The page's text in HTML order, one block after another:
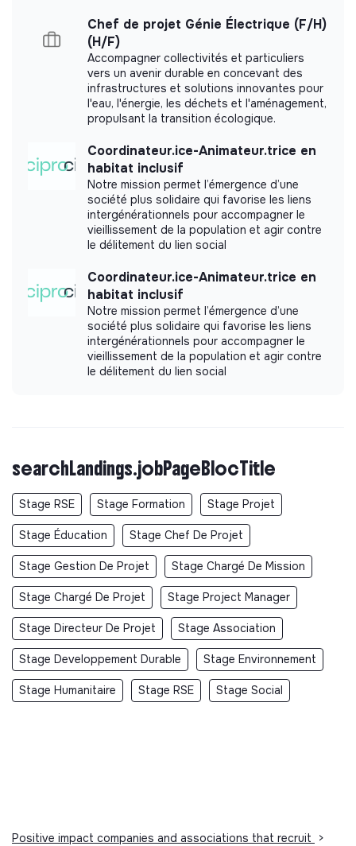
Chef de projet Génie Électrique (F/H)
(H/F)
Accompagner collectivités et particuliers
vers un avenir durable en concevant des
infrastructures et solutions innovantes pour
l'eau, l'énergie, les déchets et l'aménagement,
propulsant la transition écologique.
Coordinateur.ice-Animateur.trice en
habitat inclusif
Notre mission permet l’émergence d’une
société plus solidaire qui favorise les liens
intergénérationnels pour accompagner le
vieillissement de la population et agir contre
le délitement du lien social
Coordinateur.ice-Animateur.trice en
habitat inclusif
Notre mission permet l’émergence d’une
société plus solidaire qui favorise les liens
intergénérationnels pour accompagner le
vieillissement de la population et agir contre
le délitement du lien social
searchLandings.jobPageBlocTitle
Stage RSE Stage Formation Stage Projet
Stage Éducation Stage Chef De Projet
Stage Gestion De Projet Stage Chargé De Mission
Stage Chargé De Projet Stage Project Manager
Stage Directeur De Projet Stage Association
Stage Developpement Durable Stage Environnement
Stage Humanitaire Stage RSE Stage Social
Positive impact companies and associations that recruit
>